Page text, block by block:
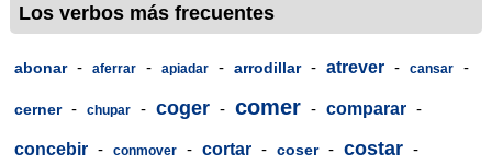
Los verbos más frecuentes
abonar - aferrar - apiadar - arrodillar - atrever - cansar -
cerner - chupar - coger - comer - comparar -
concebir - conmover - cortar - coser - costar -